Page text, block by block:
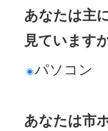
あなたは主
見ていますか
パソコン
あなたは市